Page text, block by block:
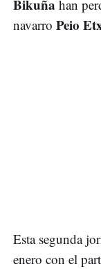
Bikuña han
navarro Peio
Esta segunda
enero con el